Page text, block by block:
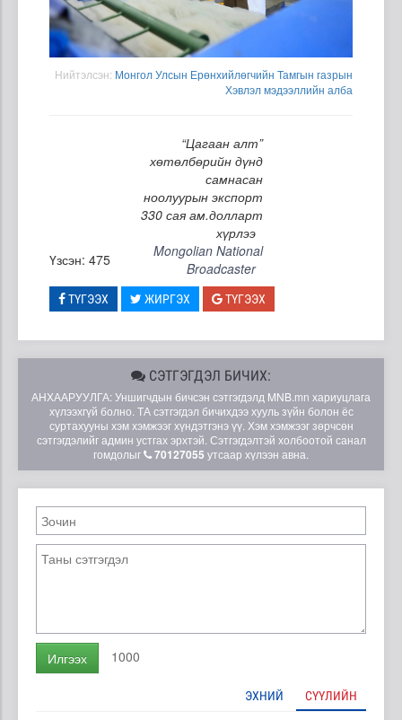
Нийтэлсэн: Монгол Улсын Ерөнхийлөгчийн Тамгын газрын
Хэвлэл мэдээллийн алба
“Цагаан алт”
хөтөлбөрийн дүнд
самнасан
ноолуурын экспорт
330 сая ам.долларт
хүрлээ
Үзсэн: 475
Mongolian National
Broadcaster
ТҮГЭЭХ ЖИРГЭХ ТҮГЭЭХ
СЭТГЭГДЭЛ БИЧИХ:
АНХААРУУЛГА: Уншигчдын бичсэн сэтгэгдэлд MNB.mn хариуцлага
хүлээхгүй болно. ТА сэтгэгдэл бичихдээ хууль зүйн болон ёс
суртахууны хэм хэмжээг хүндэтгэнэ үү. Хэм хэмжээг зөрчсөн
сэтгэгдэлийг админ устгах эрхтэй. Сэтгэгдэлтэй холбоотой санал
гомдолыг
70127055 утсаар хүлээн авна.
Илгээх 1000
ЭХНИЙ СҮҮЛИЙН